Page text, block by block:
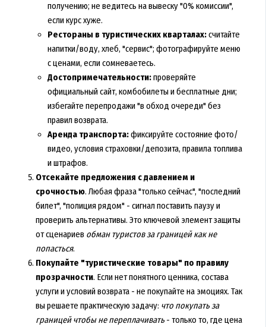
получению; не ведитесь на вывеску "0% комиссии",
если курс хуже.
Рестораны в туристических кварталах:считайте
напитки/воду, хлеб, "сервис"; фотографируйте меню
с ценами, если сомневаетесь.
Достопримечательности:проверяйте
официальный сайт, комбобилеты и бесплатные дни;
избегайте перепродажи "в обход очереди" без
правил возврата.
Аренда транспорта:фиксируйте состояние фото/
видео, условия страховки/депозита, правила топлива
и штрафов.
Отсекайте предложения с давлением и
срочностью. Любая фраза "только сейчас", "последний
билет", "полиция рядом" - сигнал поставить паузу и
проверить альтернативы. Это ключевой элемент защиты
от сценариев обман туристов за границей как не
попасться.
Покупайте "туристические товары" по правилу
прозрачности. Если нет понятного ценника, состава
услуги и условий возврата - не покупайте на эмоциях. Так
вы решаете практическую задачу: что покупать за
границей чтобы не переплачивать- только то, где цена